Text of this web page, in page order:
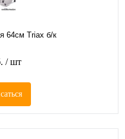
64см Triax б/к
/ шт